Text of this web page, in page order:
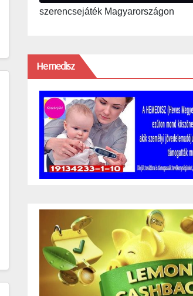
szerencsejáték Magyarországon
Hemedisz